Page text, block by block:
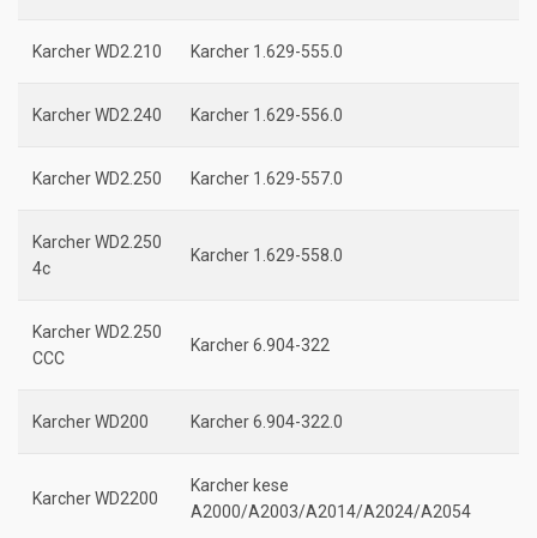
Karcher WD2.210 Karcher 1.629-555.0
Karcher WD2.240 Karcher 1.629-556.0
Karcher WD2.250 Karcher 1.629-557.0
Karcher WD2.250
4c
Karcher 1.629-558.0
Karcher WD2.250
CCC
Karcher 6.904-322
Karcher WD200 Karcher 6.904-322.0
Karcher WD2200
Karcher kese
A2000/A2003/A2014/A2024/A2054